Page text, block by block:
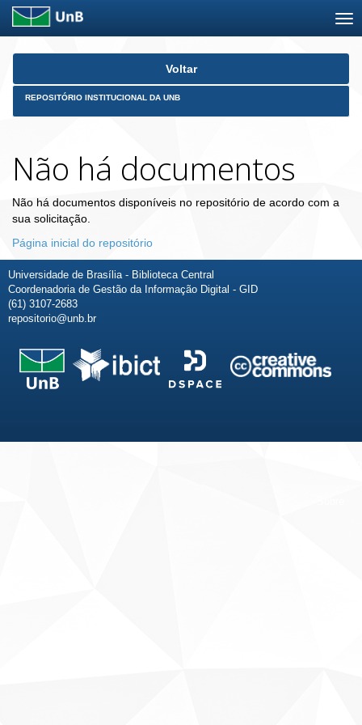
Skip
Voltar
REPOSITÓRIO INSTITUCIONAL DA UNB
Não há documentos
Não há documentos disponíveis no repositório de acordo com a
sua solicitação.
Página inicial do repositório
Universidade de Brasília - Biblioteca Central
Coordenadoria de Gestão da Informação Digital - GID
(61) 3107-2683
repositorio@unb.br